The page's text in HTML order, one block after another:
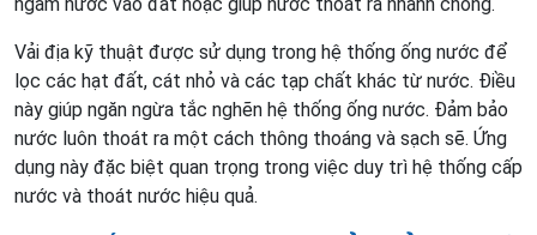
Vải địa kỹ thuật được sử dụng trong hệ thống ống nước để
lọc các hạt đất, cát nhỏ và các tạp chất khác từ nước. Điều
này giúp ngăn ngừa tắc nghẽn hệ thống ống nước. Đảm bảo
nước luôn thoát ra một cách thông thoáng và sạch sẽ. Ứng
dụng này đặc biệt quan trọng trong việc duy trì hệ thống cấp
nước và thoát nước hiệu quả.